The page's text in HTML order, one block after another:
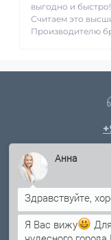
выгодно и
Считаем это
Производителю
Анна
Я Вас вижу